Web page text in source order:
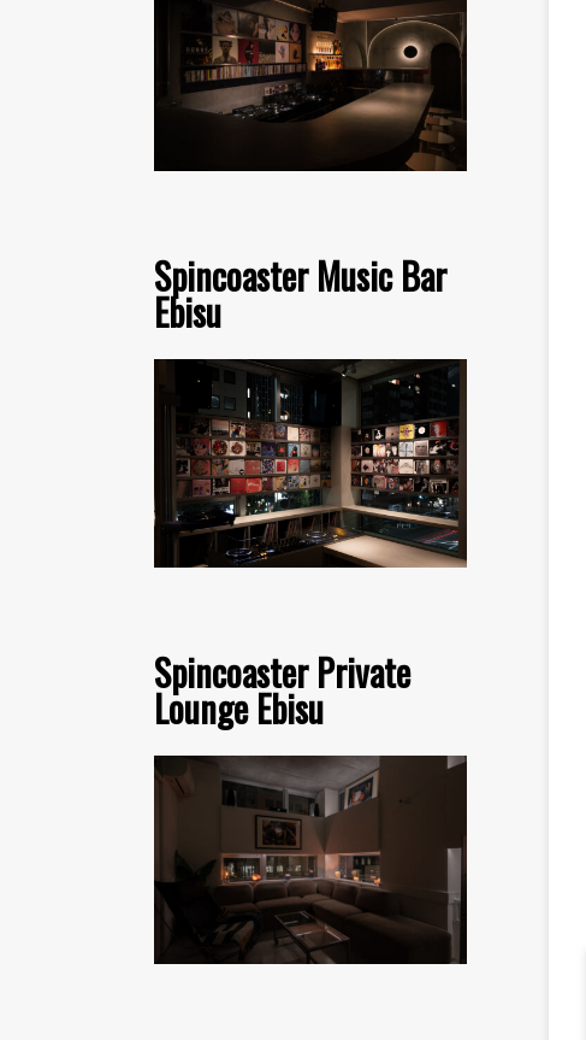
Spincoaster Music Bar
Ebisu
Spincoaster Private
Lounge Ebisu